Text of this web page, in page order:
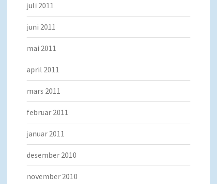
juli 2011
juni 2011
mai 2011
april 2011
mars 2011
februar 2011
januar 2011
desember 2010
november 2010